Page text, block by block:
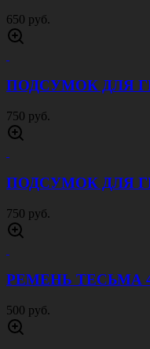
650 руб.
ПОДСУМОК ДЛЯ
750 руб.
ПОДСУМОК ДЛЯ
750 руб.
РЕМЕНЬ ТЕСЬМА
500 руб.